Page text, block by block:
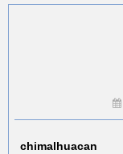
chimalhuacan